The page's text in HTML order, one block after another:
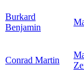
Burkard
Benjamin
Conrad Martin